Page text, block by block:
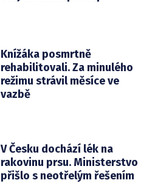
Knížáka posmrtně
rehabilitovali. Za minulého
režimu strávil měsíce ve
vazbě
V Česku dochází lék na
rakovinu prsu. Ministerstvo
přišlo s neotřelým řešením